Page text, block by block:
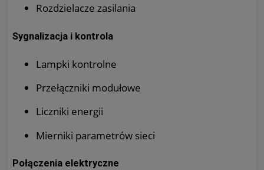
Rozdzielacze zasilania
Sygnalizacja i kontrola
Lampki kontrolne
Przełączniki modułowe
Liczniki energii
Mierniki parametrów sieci
Połączenia elektryczne